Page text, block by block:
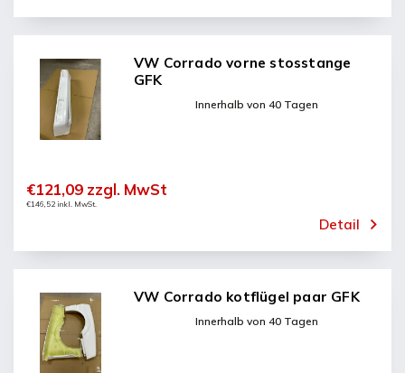
VW Corrado vorne stosstange
GFK
Innerhalb von 40 Tagen
€146,52 inkl. MwSt.
€121,09 zzgl. MwSt
Detail
VW Corrado kotflügel paar GFK
Innerhalb von 40 Tagen